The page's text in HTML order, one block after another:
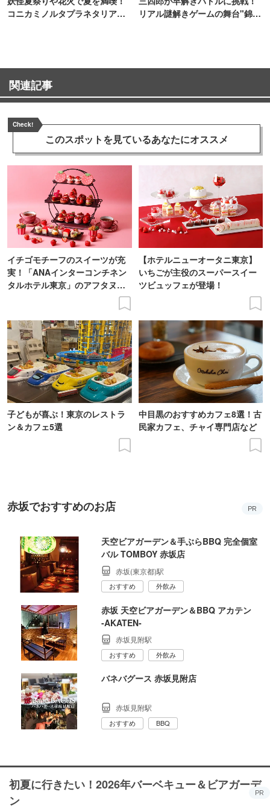
コニカミノルタプラネタリア
リアル謎解きゲームの舞台"錦糸
関連記事
Check!
このスポットを見ているあなたにオススメ
イチゴモチーフのスイーツが充
実！「ANAインターコンチネン
タルホテル東京」のアフタヌー
【ホテルニューオータニ東京】
いちごが主役のスーパースイー
ツビュッフェが登場！
子どもが喜ぶ！東京のレストラ
ン＆カフェ5選
中目黒のおすすめカフェ8選！古
民家カフェ、チャイ専門店など
赤坂でおすすめのお店 PR
天空ビアガーデン＆手ぶらBBQ 完全個室
バル TOMBOY 赤坂店
赤坂(東京都)駅
おすすめ 外飲み
赤坂 天空ビアガーデン＆BBQ アカテン
‐AKATEN‐
赤坂見附駅
おすすめ 外飲み
バネバグース 赤坂見附店
赤坂見附駅
おすすめ BBQ
初夏に行きたい！2026年バーベキュー＆ビアガーデ
ン
PR